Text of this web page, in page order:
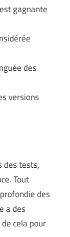
gagnante
des
versions
des tests,
Tout
des
a des
cela pour